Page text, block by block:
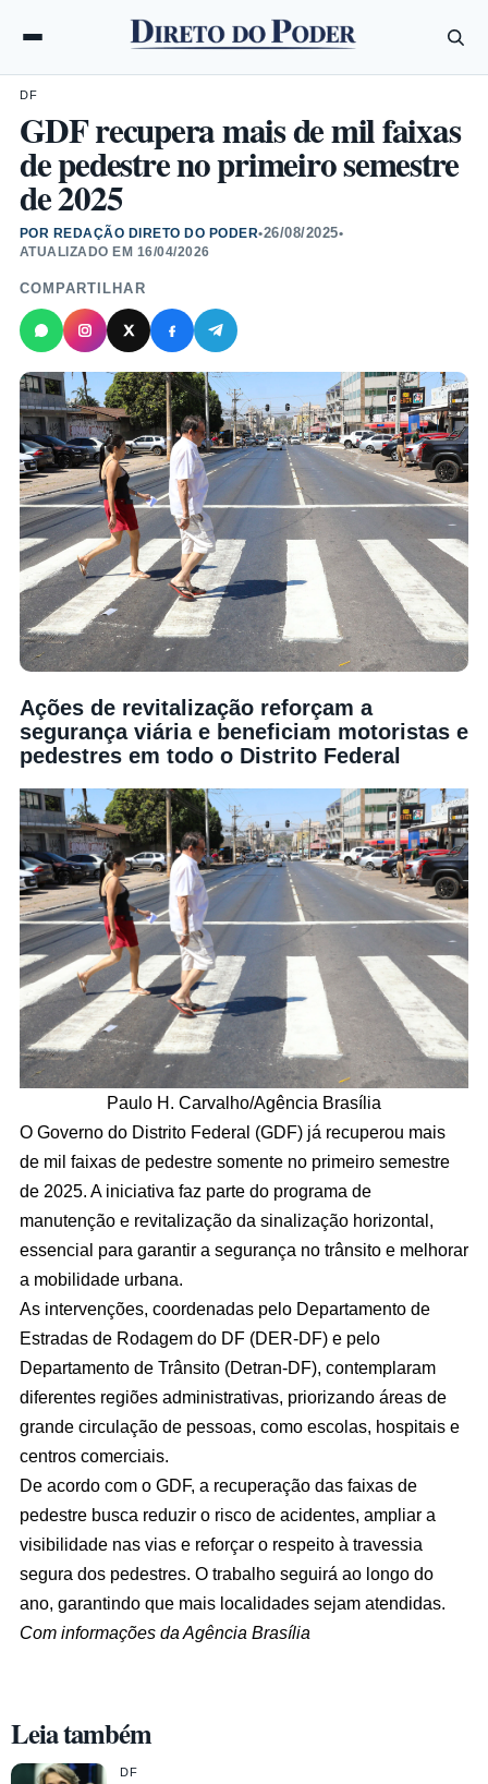
DF
GDF recupera mais de mil faixas
de pedestre no primeiro semestre
de 2025
POR REDAÇÃO DIRETO DO PODER•26/08/2025•
ATUALIZADO EM 16/04/2026
COMPARTILHAR
Ações de revitalização reforçam a
segurança viária e beneficiam motoristas e
pedestres em todo o Distrito Federal
Paulo H. Carvalho/Agência Brasília
O Governo do Distrito Federal (GDF) já recuperou mais
de mil faixas de pedestre somente no primeiro semestre
de 2025. A iniciativa faz parte do programa de
manutenção e revitalização da sinalização horizontal,
essencial para garantir a segurança no trânsito e melhorar
a mobilidade urbana.
As intervenções, coordenadas pelo Departamento de
Estradas de Rodagem do DF (DER-DF) e pelo
Departamento de Trânsito (Detran-DF), contemplaram
diferentes regiões administrativas, priorizando áreas de
grande circulação de pessoas, como escolas, hospitais e
centros comerciais.
De acordo com o GDF, a recuperação das faixas de
pedestre busca reduzir o risco de acidentes, ampliar a
visibilidade nas vias e reforçar o respeito à travessia
segura dos pedestres. O trabalho seguirá ao longo do
ano, garantindo que mais localidades sejam atendidas.
Com informações da Agência Brasília
Leia também
DF